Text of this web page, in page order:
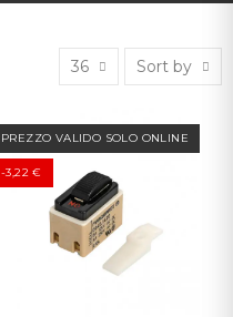
36 Sort by
PREZZO VALIDO SOLO ONLINE
-3,22 €